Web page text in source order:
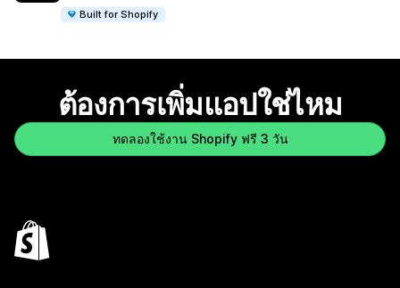
Built for Shopify
ต้องการเพิ่มแอปใช่ไหม
ทดลองใช้งาน Shopify ฟรี 3 วัน